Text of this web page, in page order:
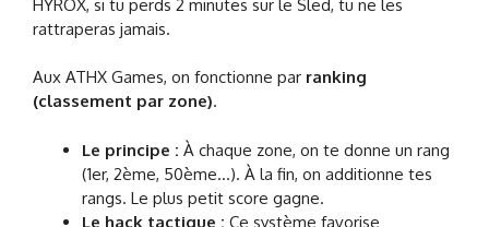
HYROX, si tu perds 2 minutes sur le Sled, tu ne les
rattraperas jamais.
Aux ATHX Games, on fonctionne par ranking
(classement par zone).
Le principe : À chaque zone, on te donne un rang
(1er, 2ème, 50ème…). À la fin, on additionne tes
rangs. Le plus petit score gagne.
Le hack tactique : Ce système favorise